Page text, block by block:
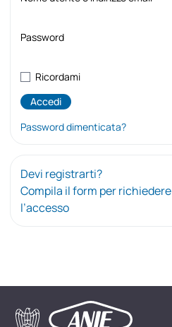
Password
Ricordami
Password dimenticata?
Devi registrarti?
Compila il form per richiedere
l’accesso